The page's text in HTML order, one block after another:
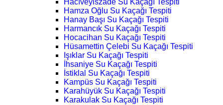
Hacıveyiszade Su Kaçağı Tespiti
Hamza Oğlu Su Kaçağı Tespiti
Hanay Başı Su Kaçağı Tespiti
Harmancık Su Kaçağı Tespiti
Hocacihan Su Kaçağı Tespiti
Hüsamettin Çelebi Su Kaçağı Tespiti
Işıklar Su Kaçağı Tespiti
İhsaniye Su Kaçağı Tespiti
İstiklal Su Kaçağı Tespiti
Kampüs Su Kaçağı Tespiti
Karahüyük Su Kaçağı Tespiti
Karakulak Su Kaçağı Tespiti